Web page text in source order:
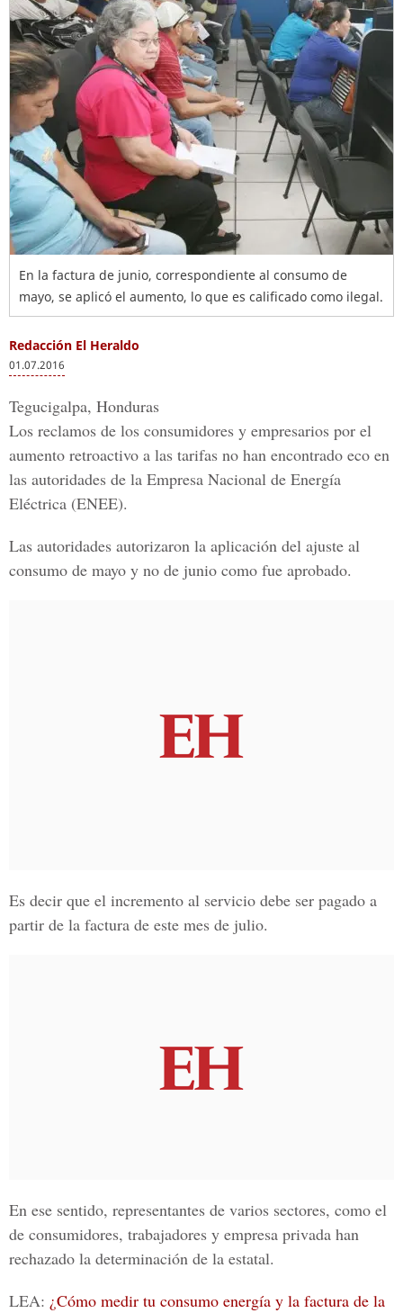
En la factura de junio, correspondiente al consumo de
mayo, se aplicó el aumento, lo que es calificado como ilegal.
Redacción El Heraldo
01.07.2016
Tegucigalpa, Honduras
Los reclamos de los consumidores y empresarios por el
aumento retroactivo a las tarifas no han encontrado eco en
las autoridades de la Empresa Nacional de Energía
Eléctrica (ENEE).
Las autoridades autorizaron la aplicación del ajuste al
consumo de mayo y no de junio como fue aprobado.
Es decir que el incremento al servicio debe ser pagado a
partir de la factura de este mes de julio.
En ese sentido, representantes de varios sectores, como el
de consumidores, trabajadores y empresa privada han
rechazado la determinación de la estatal.
LEA: ¿Cómo medir tu consumo energía y la factura de la